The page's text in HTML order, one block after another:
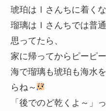
琥珀はⅠさんちに着く
瑠璃はＩさんちでは普
思ってたら、
家に帰ってからピーピ
海で瑠璃も琥珀も海水
らね～
「後でのど乾くよ～」